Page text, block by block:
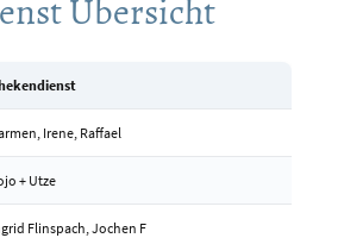
Übersicht
Irene, Raffael
+ Utze
Flinspach, Jochen F